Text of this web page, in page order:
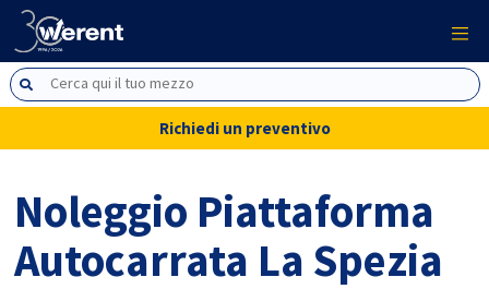
Richiedi un preventivo
Noleggio Piattaforma
Autocarrata La Spezia